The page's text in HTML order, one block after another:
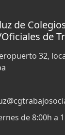
de
de
32,
de 8:00h a